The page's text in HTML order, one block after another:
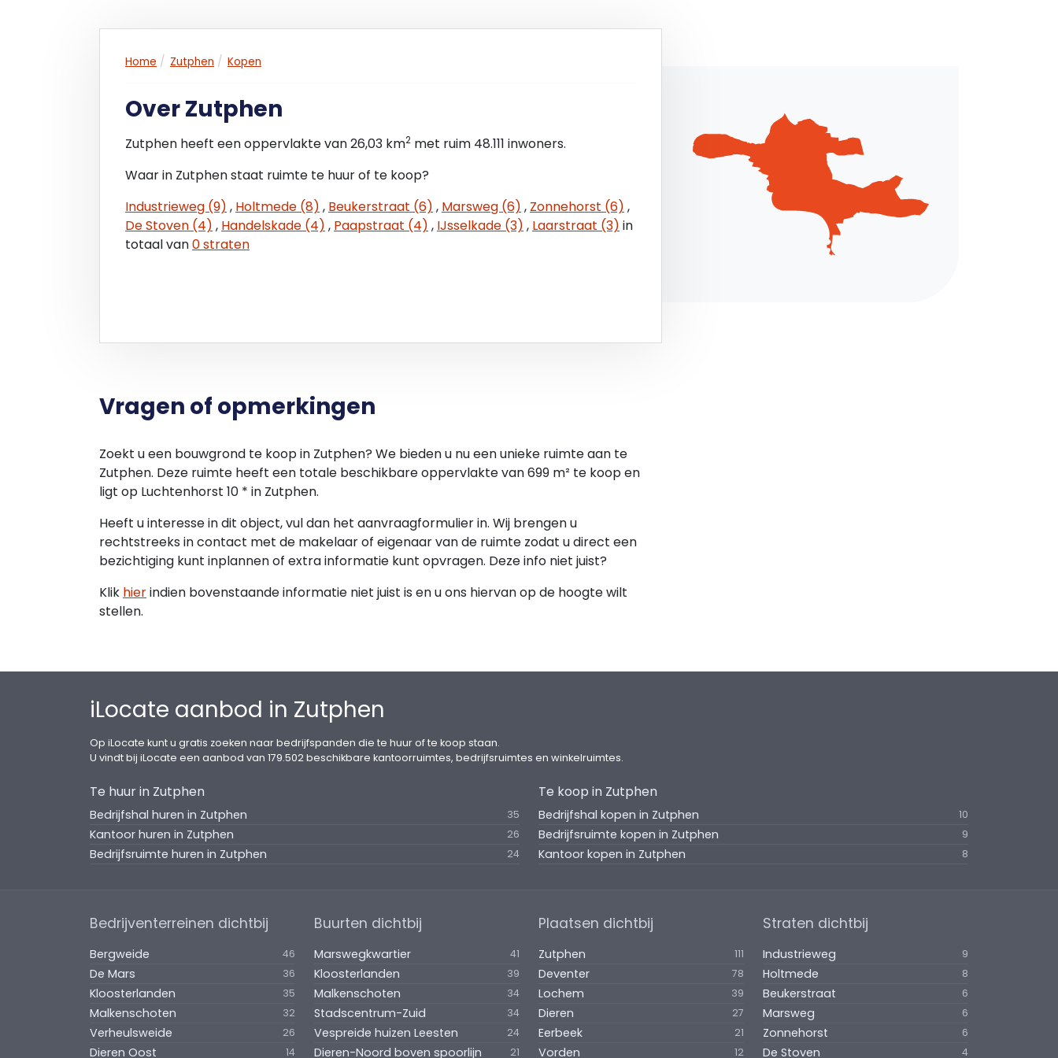
Home Zutphen Kopen
Over Zutphen
Zutphen heeft een oppervlakte van 26,03 km2met ruim 48.111 inwoners.
Waar in Zutphen staat ruimte te huur of te koop?
Industrieweg (9) , Holtmede (8) , Beukerstraat (6) , Marsweg (6) , Zonnehorst (6) ,
De Stoven (4) , Handelskade (4) , Paapstraat (4) , IJsselkade (3) , Laarstraat (3) in
totaal van0 straten
Vragen of opmerkingen
Zoekt u een bouwgrond te koop in Zutphen? We bieden u nu een unieke ruimte aan te
Zutphen. Deze ruimte heeft een totale beschikbare oppervlakte van 699 m² te koop en
ligt op Luchtenhorst 10 * in Zutphen.
Heeft u interesse in dit object, vul dan het aanvraagformulier in. Wij brengen u
rechtstreeks in contact met de makelaar of eigenaar van de ruimte zodat u direct een
bezichtiging kunt inplannen of extra informatie kunt opvragen. Deze info niet juist?
Klik hierindien bovenstaande informatie niet juist is en u ons hiervan op de hoogte wilt
stellen.
iLocate aanbod in Zutphen
Op iLocate kunt u gratis zoeken naar bedrijfspanden die te huur of te koop staan.
U vindt bij iLocate een aanbod van 179.502 beschikbare kantoorruimtes, bedrijfsruimtes en winkelruimtes.
Te huur in Zutphen
Bedrijfshal huren in Zutphen 35
Kantoor huren in Zutphen 26
Bedrijfsruimte huren in Zutphen 24
Te koop in Zutphen
Bedrijfshal kopen in Zutphen 10
Bedrijfsruimte kopen in Zutphen 9
Kantoor kopen in Zutphen 8
Bedrijventerreinen dichtbij
Bergweide 46
De Mars 36
Kloosterlanden 35
Malkenschoten 32
Verheulsweide 26
Dieren Oost 14
Buurten dichtbij
Marswegkwartier 41
Kloosterlanden 39
Malkenschoten 34
Stadscentrum-Zuid 34
Vespreide huizen Leesten 24
Dieren-Noord boven spoorlijn 21
Plaatsen dichtbij
Zutphen 111
Deventer 78
Lochem 39
Dieren 27
Eerbeek 21
Vorden 12
Straten dichtbij
Industrieweg 9
Holtmede 8
Beukerstraat 6
Marsweg 6
Zonnehorst 6
De Stoven 4